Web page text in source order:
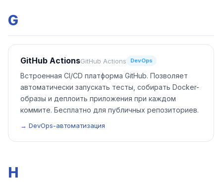
G
GitHub ActionsGitHub Actions DevOps
Встроенная CI/CD платформа GitHub. Позволяет
автоматически запускать тесты, собирать Docker-
образы и деплоить приложения при каждом
коммите. Бесплатно для публичных репозиториев.
→ DevOps-автоматизация
H